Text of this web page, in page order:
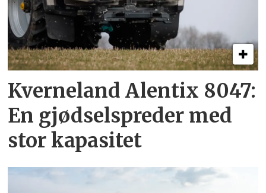
Kverneland Alentix 8047:
En gjødsel­spreder med
stor kapasitet